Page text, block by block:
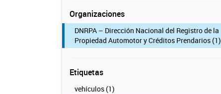
Organizaciones
DNRPA – Dirección Nacional del Registro de la
Propiedad Automotor y Créditos Prendarios (1)
Etiquetas
vehículos (1)